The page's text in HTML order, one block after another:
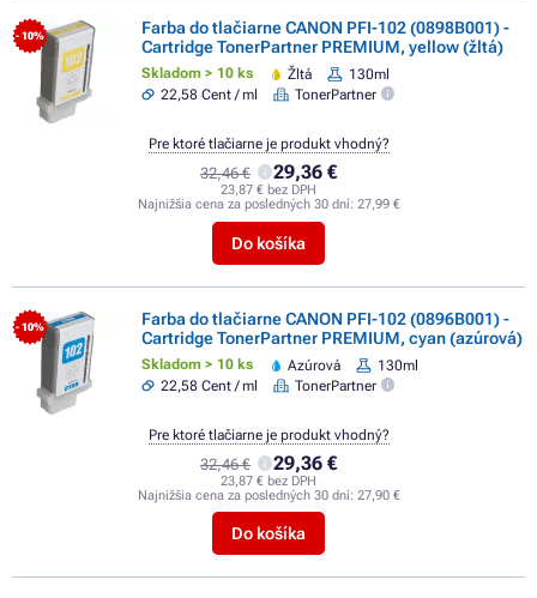
- 10%
Farba do tlačiarne CANON PFI-102 (0898B001) -
Cartridge TonerPartner PREMIUM, yellow (žltá)
Skladom > 10 ks Žltá
130ml
22,58 Cent / ml
TonerPartner
32,46 € 29,36 €
23,87 € bez DPH
Najnižšia cena za posledných 30 dní: 27,99 €
Do košíka
Pre ktoré tlačiarne je produkt vhodný?
- 10%
Farba do tlačiarne CANON PFI-102 (0896B001) -
Cartridge TonerPartner PREMIUM, cyan (azúrová)
Skladom > 10 ks Azúrová
130ml
22,58 Cent / ml
TonerPartner
32,46 € 29,36 €
23,87 € bez DPH
Najnižšia cena za posledných 30 dní: 27,90 €
Do košíka
Pre ktoré tlačiarne je produkt vhodný?